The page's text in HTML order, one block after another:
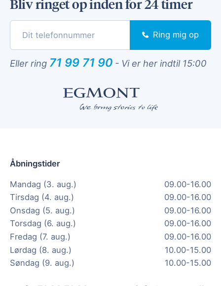
Bliv ringet op inden for 24 timer
Ring mig op
Eller ring 71 99 71 90 - Vi er her indtil 15:00
Åbningstider
Mandag (3. aug.)
09.00-16.00
Tirsdag (4. aug.)
09.00-16.00
Onsdag (5. aug.)
09.00-16.00
Torsdag (6. aug.)
09.00-16.00
Fredag (7. aug.)
09.00-16.00
Lørdag (8. aug.)
10.00-15.00
Søndag (9. aug.)
10.00-15.00